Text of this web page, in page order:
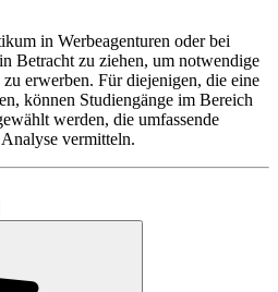
in Werbeagenturen oder bei
Betracht zu ziehen, um notwendige
erwerben. Für diejenigen, die eine
können Studiengänge im Bereich
werden, die umfassende
vermitteln.